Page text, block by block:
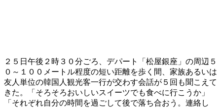
２５日午後２時３０分ごろ、デパート「松屋銀座」の周辺５
０～１００メートル程度の短い距離を歩く間、家族あるいは
友人単位の韓国人観光客一行が交わす会話が５回も聞こえて
きた。「そろそろおいしいスイーツでも食べに行こうか」
「それぞれ自分の時間を過ごして後で落ち合おう。連絡し